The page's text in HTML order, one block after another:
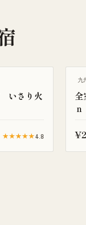
いさり火
★★★★★4.8
露
九